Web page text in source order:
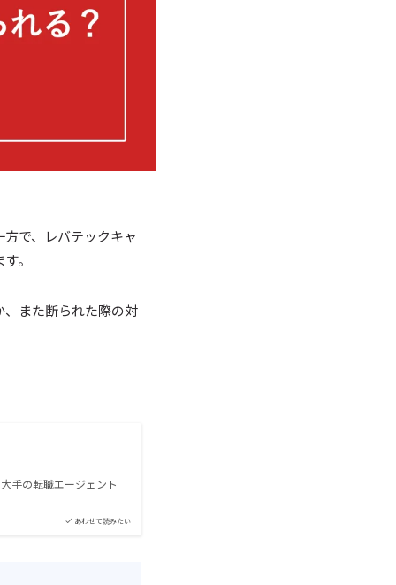
で、レバテックキャ
。
また断られた際の対
あわせて読みたい
手の転職エージェント